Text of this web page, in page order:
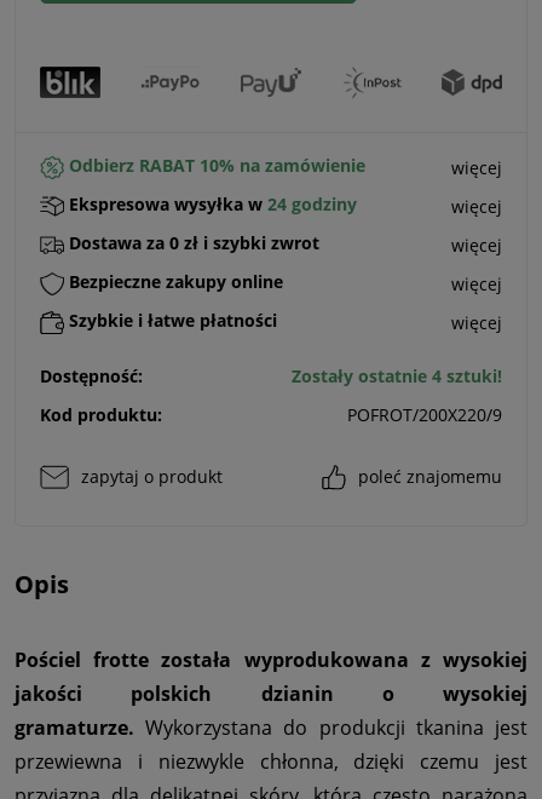
Odbierz RABAT 10% na zamówienie
więcej
Ekspresowa wysyłka w 24 godziny
więcej
Dostawa za 0 zł i szybki zwrot
więcej
Bezpieczne zakupy online
więcej
Szybkie i łatwe płatności
więcej
Dostępność:
Zostały ostatnie 4 sztuki!
Kod produktu:
POFROT/200X220/9
zapytaj o produkt poleć znajomemu
Opis
Pościel frotte została wyprodukowana z wysokiej
jakości polskich dzianin o wysokiej
gramaturze. Wykorzystana do produkcji tkanina jest
przewiewna i niezwykle chłonna, dzięki czemu jest